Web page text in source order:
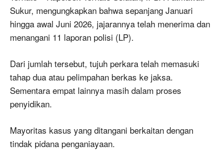
Sukur, mengungkapkan bahwa sepanjang Januari
hingga awal Juni 2026, jajarannya telah menerima dan
menangani 11 laporan polisi (LP).
Dari jumlah tersebut, tujuh perkara telah memasuki
tahap dua atau pelimpahan berkas ke jaksa.
Sementara empat lainnya masih dalam proses
penyidikan.
Mayoritas kasus yang ditangani berkaitan dengan
tindak pidana penganiayaan.